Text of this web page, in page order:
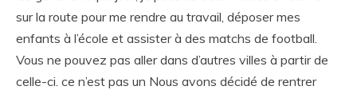
sur la route pour me rendre au travail, déposer mes
enfants à l’école et assister à des matchs de football.
Vous ne pouvez pas aller dans d’autres villes à partir de
celle-ci. ce n’est pas un Nous avons décidé de rentrer